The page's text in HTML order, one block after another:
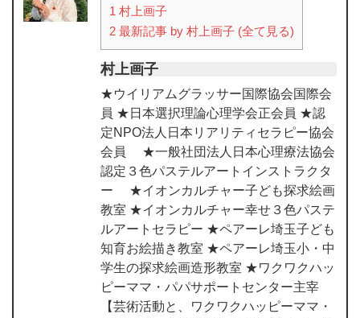
1 村上画子
2 最新記事 by 村上画子 (全て見る)
村上画子
★ウイリアムグラッサー国際協会国際会
員 ★日本選択理論心理学会正会員 ★認
定NPO法人日本リアリティセラピー協会
会員 ★一般社団法人日本心理療法協会
認定３色パステルアートインストラクタ
ー ★イオンカルチャー子ども探求絵画
教室 ★イオンカルチャー幸せ３色パステ
ルアートセラピー ★ペアーレ埼玉子ども
知育お絵描き教室 ★ペアーレ埼玉小・中
学生の探求絵画造形教室 ★ワクワクハッ
ピーママ・パパサポートセンター主宰
【芸術活動と、ワクワクハッピーママ・